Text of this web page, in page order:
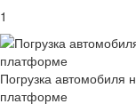
1
Погрузка автомобиля
платформе